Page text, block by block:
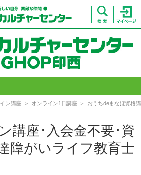
ン講座 オンライン1日講座
おうちdeまなぼ資格講
講座･入会金不要･資
障がいライフ教育士